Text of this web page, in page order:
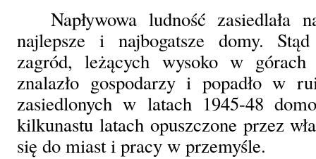
Napływowa ludność zasiedlała
najlepsze i najbogatsze domy.
zagród, leżących wysoko w
znalazło gospodarzy i popadło w
zasiedlonych w latach 1945-48
kilkunastu latach opuszczone przez
się do miast i pracy w przemyśle.